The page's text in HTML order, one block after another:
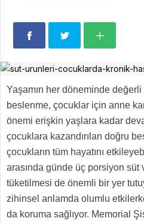
Yaşamın her döneminde
beslenme, çocuklar için anne
önemi erişkin yaşlara kadar
çocuklara kazandırılan doğru
çocukların tüm hayatını
arasında günde üç porsiyon süt
tüketilmesi de önemli bir yer
zihinsel anlamda olumlu
da koruma sağlıyor. Memorial